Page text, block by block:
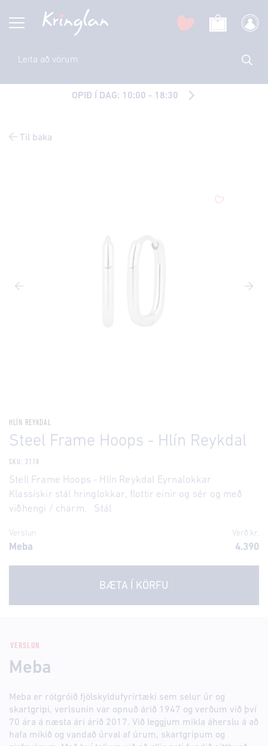
OPIÐ Í DAG: 10:00 - 18:30
Til baka
HLÍN REYKDAL
Steel Frame Hoops - Hlín Reykdal
SKU: 2118
Stell Frame Hoops - Hlín Reykdal Eyrnalokkar
Klassískir stál hringlokkar, flottir einir og sér og með
viðhengi / charm. Stál
Verslun Verð kr.
Meba 4.390
BÆTA Í KÖRFU
VERSLUN
Meba
Meba er rótgróið fjölskyldufyrirtæki sem selur úr og
skartgripi, verlsunin var opnuð árið 1947 og verðum við því
70 ára á næsta ári árið 2017. Við leggjum mikla áherslu á að
hafa mikið og vandað úrval af úrum, skartgripum og